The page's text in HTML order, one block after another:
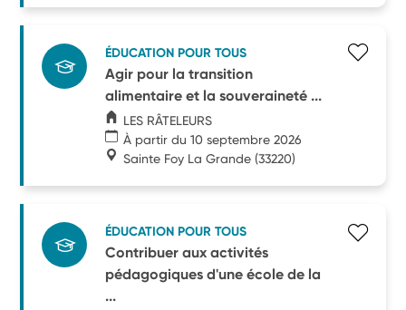
ÉDUCATION POUR TOUS
Agir pour la transition
alimentaire et la souveraineté ...
LES RÂTELEURS
À partir du 10 septembre 2026
Sainte Foy La Grande (33220)
ÉDUCATION POUR TOUS
Contribuer aux activités
pédagogiques d'une école de la
...